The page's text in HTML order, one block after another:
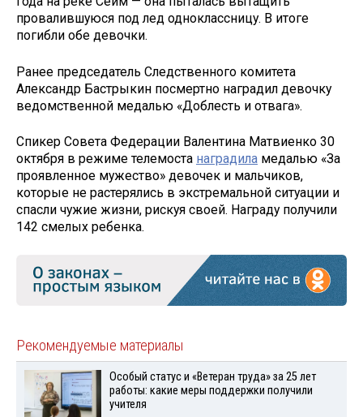
провалившуюся под лед одноклассницу. В итоге
погибли обе девочки.
Ранее председатель Следственного комитета
Александр Бастрыкин посмертно наградил девочку
ведомственной медалью «Доблесть и отвага».
Спикер Совета Федерации Валентина Матвиенко 30
октября в режиме телемоста наградила медалью «За
проявленное мужество» девочек и мальчиков,
которые не растерялись в экстремальной ситуации и
спасли чужие жизни, рискуя своей. Награду получили
142 смелых ребенка.
Рекомендуемые материалы
Особый статус и «Ветеран труда» за 25 лет
работы: какие меры поддержки получили
учителя